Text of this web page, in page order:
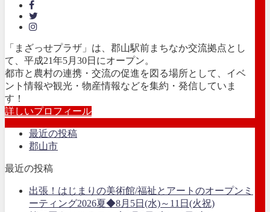
「まざっせプラザ」は、郡山駅前まちなか交流拠点とし
て、平成21年5月30日にオープン。
都市と農村の連携・交流の促進を図る場所として、イベ
ント情報や観光・物産情報などを集約・発信していま
す！
詳しいプロフィール
最近の投稿
郡山市
最近の投稿
出張！はじまりの美術館/福祉とアートのオープンミ
ーティング2026夏◆8月5日(水)～11日(火祝)